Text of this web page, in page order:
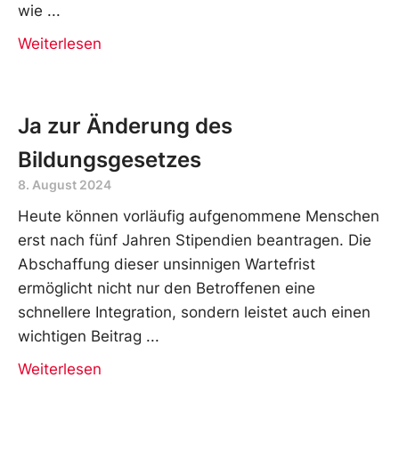
wie
Weiterlesen
Ja zur Änderung des
Bildungsgesetzes
8. August 2024
Heute können vorläufig aufgenommene Menschen
erst nach fünf Jahren Stipendien beantragen. Die
Abschaffung dieser unsinnigen Wartefrist
ermöglicht nicht nur den Betroffenen eine
schnellere Integration, sondern leistet auch einen
wichtigen Beitrag
Weiterlesen